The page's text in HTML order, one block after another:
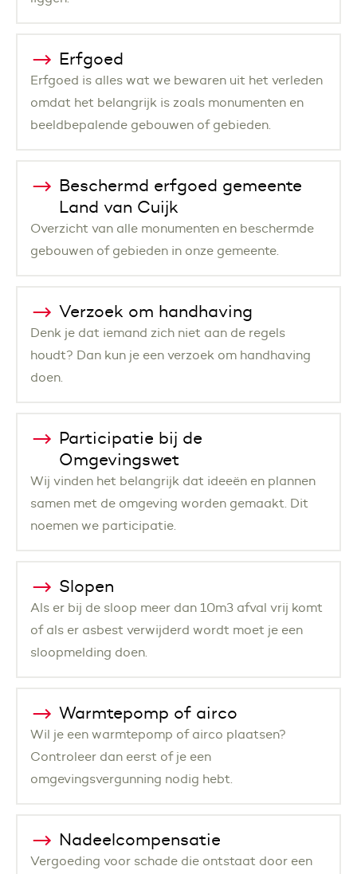
Erfgoed
Erfgoed is alles wat we bewaren uit het verleden
omdat het belangrijk is zoals monumenten en
beeldbepalende gebouwen of gebieden.
Beschermd erfgoed gemeente
Land van Cuijk
Overzicht van alle monumenten en beschermde
gebouwen of gebieden in onze gemeente.
Verzoek om handhaving
Denk je dat iemand zich niet aan de regels
houdt? Dan kun je een verzoek om handhaving
doen.
Participatie bij de
Omgevingswet
Wij vinden het belangrijk dat ideeën en plannen
samen met de omgeving worden gemaakt. Dit
noemen we participatie.
Slopen
Als er bij de sloop meer dan 10m3 afval vrij komt
of als er asbest verwijderd wordt moet je een
sloopmelding doen.
Warmtepomp of airco
Wil je een warmtepomp of airco plaatsen?
Controleer dan eerst of je een
omgevingsvergunning nodig hebt.
Nadeelcompensatie
Vergoeding voor schade die ontstaat door een